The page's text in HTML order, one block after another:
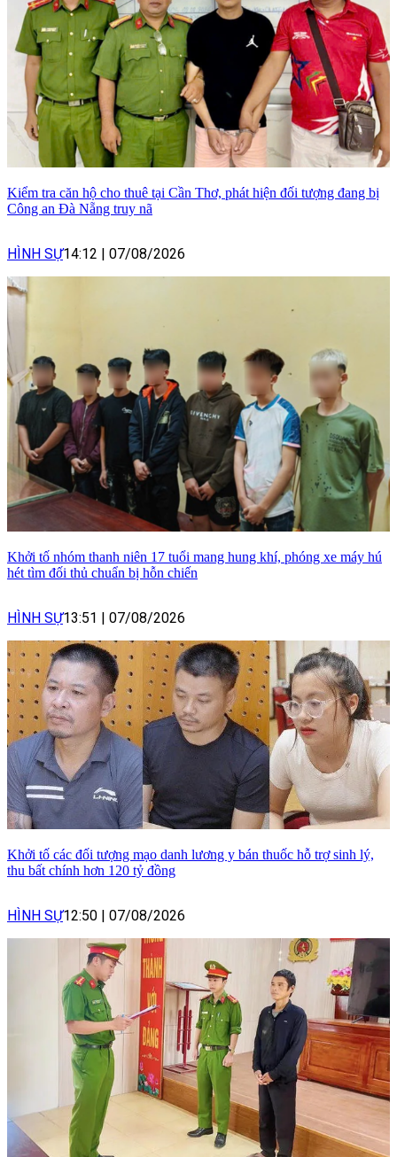
Kiểm tra căn hộ cho thuê tại Cần Thơ, phát hiện đối tượng đang bị
Công an Đà Nẵng truy nã
HÌNH SỰ14:12 07/08/2026
Khởi tố nhóm thanh niên 17 tuổi mang hung khí, phóng xe máy hú
hét tìm đối thủ chuẩn bị hỗn chiến
HÌNH SỰ13:51 07/08/2026
Khởi tố các đối tượng mạo danh lương y bán thuốc hỗ trợ sinh lý,
thu bất chính hơn 120 tỷ đồng
HÌNH SỰ12:50 | 07/08/2026